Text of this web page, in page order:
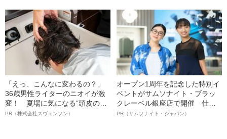
ない」
語る”《日本興収70億円突破》
「えっ、こんなに変わるの？」
36歳男性ライターのニオイが激
変！ 夏場に気になる“頭皮のニ
オイ”や“ベタつき”を解消す
PR（株式会社スヴェンソン）
オープン1周年を記念した特別イ
ベントがサムソナイト・ブラッ
クレーベル銀座店で開催 仕事
も人生も自分らしく～笑顔あふ
PR（サムソナイト・ジャパン）